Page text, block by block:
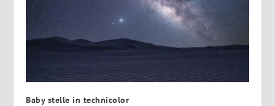
Baby stelle in technicolor